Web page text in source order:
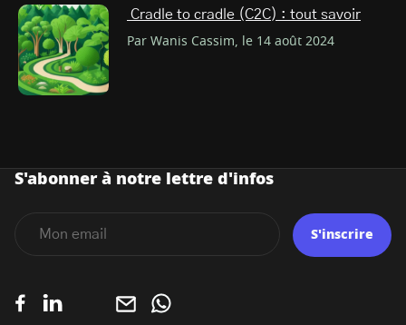
Cradle to cradle (C2C) : tout savoir
Par Wanis Cassim, le 14 août 2024
S'abonner à notre lettre d'infos
S'inscrire